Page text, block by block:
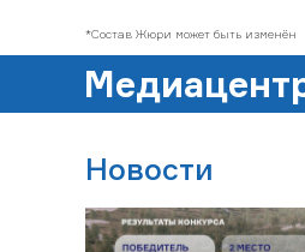
*Состав Жюри может быть изменён
Новости